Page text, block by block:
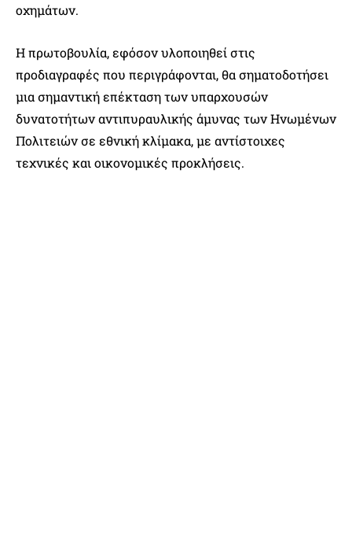
οχημάτων.
Η πρωτοβουλία, εφόσον υλοποιηθεί στις
προδιαγραφές που περιγράφονται, θα σηματοδοτήσει
μια σημαντική επέκταση των υπαρχουσών
δυνατοτήτων αντιπυραυλικής άμυνας των Ηνωμένων
Πολιτειών σε εθνική κλίμακα, με αντίστοιχες
τεχνικές και οικονομικές προκλήσεις.